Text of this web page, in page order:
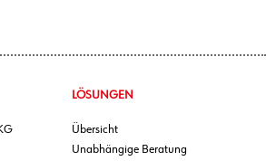
LÖSUNGEN
Übersicht
Unabhängige Beratung